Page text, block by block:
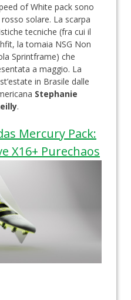
of White pack sono
solare. La scarpa
tecniche (fra cui il
la tomaia NSG Non
Sprintframe) che
a maggio. La
in Brasile dalle
Stephanie
.
Mercury Pack:
X16+ Purechaos